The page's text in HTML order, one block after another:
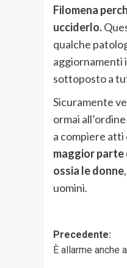
Filomena
ucciderlo.
qualche
aggiornamenti
sottoposto a
Sicuramente
ormai
a compiere atti
maggior parte
ossia le donne
uomini.
articolo
Precedente:
È allarme anche